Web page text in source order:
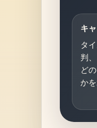
キ
タ
判
ど
か